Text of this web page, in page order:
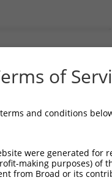
742
            ||||||||||||||||||||||||||||||||||||||||||||||||||||||||||||||||||||||||||
Sbjct  963  GGTCTGGGTGATGTCATTGGAAAAGAAAGCAGAAGAACTCACCCAGACAAACATGCAGCTTCAGAATGAAGTGT  1036

Query  743  CTATGTTGAAAAATGAGGTGGCCCAGCTGAAACAGTTGTTGTTAACACATAAAGACTGCCCAATAACAGCCATG  816
            ||||||||||||||||||||||||||||||||||||||||||||||||||||||||||||||||||||||||||
Sbjct 1037  CTATGTTGAAAAATGAGGTGGCCCAGCTGAAACAGTTGTTGTTAACACATAAAGACTGCCCAATAACAGCCATG  1110

Query  817  CAGAAAGAATCACAAGGATATCTAAGTCCAGAGAGTAGCCCTCCTGCTAGTCCTGTCCCAGCTTGCTCCCAGCA  890
            ||||||||||||||||||||||||||||||||||||||||||||||||||||||||||||||||||||||||||
Sbjct 1111  CAGAAAGAATCACAAGGATATCTAAGTCCAGAGAGTAGCCCTCCTGCTAGTCCTGTCCCAGCTTGCTCCCAGCA  1184

Query  891  ACAAGTCATCCAGCATAATACCATCACTACTTCCTCATCGGTCAGCGAGGTGGTAGGAAGCTCCACCCTCAGCC  964
            ||||||||||||||||||||||||||||||||||||||||||||||||||||||||||||||||||||||||||
Sbjct 1185  ACAAGTCATCCAGCATAATACCATCACTACTTCCTCATCGGTCAGCGAGGTGGTAGGAAGCTCCACCCTCAGCC  1258

Query  965  AGCTCACCACTCACAGAACAGACCTGAATCCGATTCTT------------------------------------  1002
            ||||||||||||||||||||||||||||||||||||||                                    
Sbjct 1259  AGCTCACCACTCACAGAACAGACCTGAATCCGATTCTTTAAAATGCACCATCAGACCTGGCCTCCAAGAAGAGC  1332

Query 1003  --------------------------------------------------------------------------  1002
                                                                                      
Sbjct 1333  TGTAGCGTACCATGCGTCCTTTCTTTTAAGGGCATTTTTAGAATTAACTCAGACCTGGAAGACTCCTCAGTTCT  1406

Query 1003  --------------------------------------------------------------------------  1002
                                                                                      
Sbjct 1407  TCAAAGACTGGCTTTCATTTTTATAGTTATTATGGAAATGTTGTCTTTTATACTTAGTTATATAAGAAAAAAGG  1480

Query 1003  --------------------------------------------------------------------------  1002
                                                                                      
Sbjct 1481  GAGTTATGCAATTAATATCTATCAGCTTGGGAAACGCTTTGGTGCTTTTCTCCAGTTTTCTGGTACCAGTTACT  1554

Query 1003
of
and conditions
were generated
making purposes) of
from Broad or its